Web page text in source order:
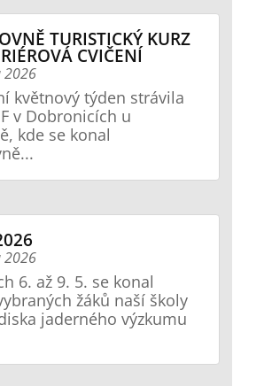
TURISTICKÝ KURZ
CVIČENÍ
2026
květnový týden strávila
v Dobronicích u
kde se konal
2026
6. až 9. 5. se konal
žáků naší školy
jaderného výzkumu